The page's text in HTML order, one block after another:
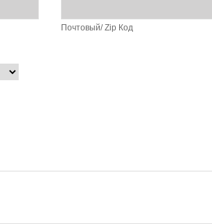
Почтовый/ Zip Код